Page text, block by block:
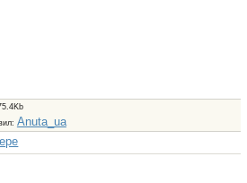
: Anuta_ua